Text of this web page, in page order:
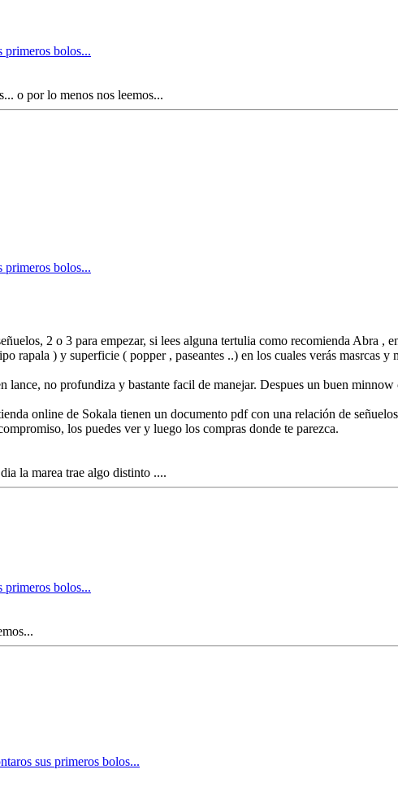
primeros bolos...
o por lo menos nos leemos...
primeros bolos...
2 o 3 para empezar, si lees alguna tertulia como recomienda Abra
rapala ) y superficie ( popper , paseantes ..) en los cuales verás masrcas
lance, no profundiza y bastante facil de manejar. Despues un buen
online de Sokala tienen un documento pdf con una relación de
los puedes ver y luego los compras donde te parezca.
la marea trae algo distinto ....
primeros bolos...
sus primeros bolos...